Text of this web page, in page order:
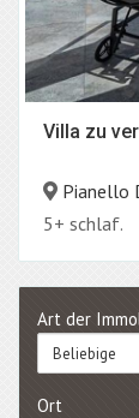
Villa zu
Pianello
5+ schlaf.
Art der
Beliebige
Ort